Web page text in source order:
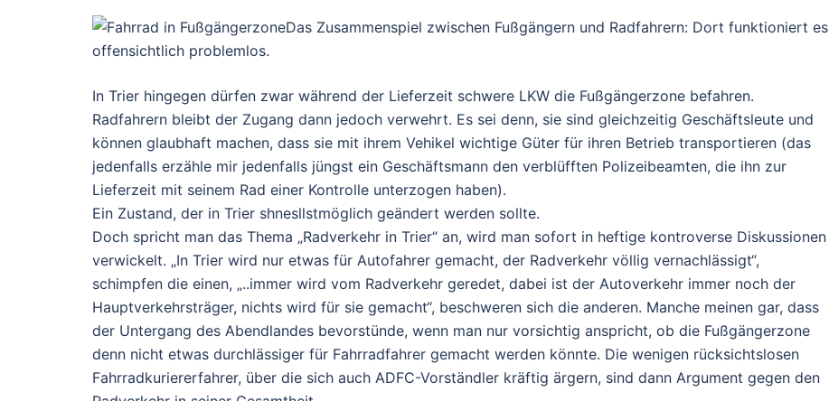
Das Zusammenspiel zwischen Fußgängern und Radfahrern: Dort funktioniert es
offensichtlich problemlos.
In Trier hingegen dürfen zwar während der Lieferzeit schwere LKW die Fußgängerzone befahren.
Radfahrern bleibt der Zugang dann jedoch verwehrt. Es sei denn, sie sind gleichzeitig Geschäftsleute und
können glaubhaft machen, dass sie mit ihrem Vehikel wichtige Güter für ihren Betrieb transportieren (das
jedenfalls erzähle mir jedenfalls jüngst ein Geschäftsmann den verblüfften Polizeibeamten, die ihn zur
Lieferzeit mit seinem Rad einer Kontrolle unterzogen haben).
Ein Zustand, der in Trier shnesllstmöglich geändert werden sollte.
Doch spricht man das Thema „Radverkehr in Trier“ an, wird man sofort in heftige kontroverse Diskussionen
verwickelt. „In Trier wird nur etwas für Autofahrer gemacht, der Radverkehr völlig vernachlässigt“,
schimpfen die einen, „..immer wird vom Radverkehr geredet, dabei ist der Autoverkehr immer noch der
Hauptverkehrsträger, nichts wird für sie gemacht“, beschweren sich die anderen. Manche meinen gar, dass
der Untergang des Abendlandes bevorstünde, wenn man nur vorsichtig anspricht, ob die Fußgängerzone
denn nicht etwas durchlässiger für Fahrradfahrer gemacht werden könnte. Die wenigen rücksichtslosen
Fahrradkuriererfahrer, über die sich auch ADFC-Vorständler kräftig ärgern, sind dann Argument gegen den